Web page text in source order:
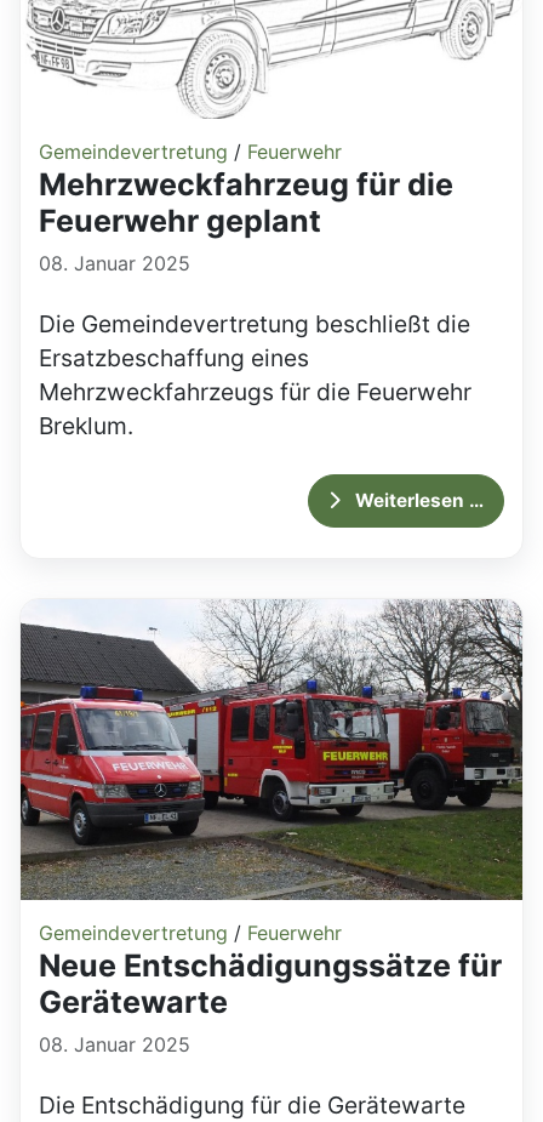
Gemeindevertretung / Feuerwehr
Mehrzweckfahrzeug für die
Feuerwehr geplant
08. Januar 2025
Die Gemeindevertretung beschließt die
Ersatzbeschaffung eines
Mehrzweckfahrzeugs für die Feuerwehr
Breklum.
Weiterlesen …
Gemeindevertretung / Feuerwehr
Neue Entschädigungssätze für
Gerätewarte
08. Januar 2025
Die Entschädigung für die Gerätewarte